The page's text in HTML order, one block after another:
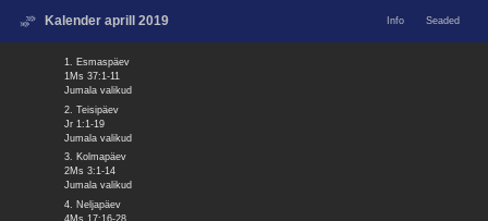
Kalender aprill 2019 Info Seaded
1. Esmaspäev
1Ms 37:1-11
Jumala valikud
2. Teisipäev
Jr 1:1-19
Jumala valikud
3. Kolmapäev
2Ms 3:1-14
Jumala valikud
4. Neljapäev
4Ms 17:16-28